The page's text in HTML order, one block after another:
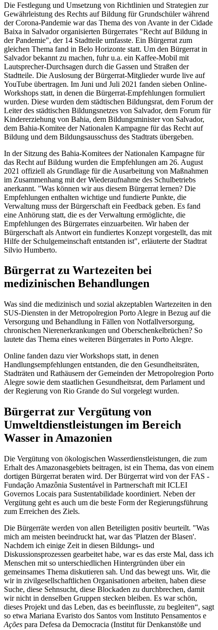
Die Festlegung und Umsetzung von Richtlinien und Strategien zur
Gewährleistung des Rechts auf Bildung für Grundschüler während
der Corona-Pandemie war das Thema des von Avante in der Cidade
Baixa in Salvador organisierten Bürgerrates "Recht auf Bildung in
der Pandemie", der 14 Stadtteile umfasste. Ein Bürgerrat zum
gleichen Thema fand in Belo Horizonte statt. Um den Bürgerrat in
Salvador bekannt zu machen, fuhr u.a. ein Kaffee-Mobil mit
Lautsprecher-Durchsagen durch die Gassen und Straßen der
Stadtteile. Die Auslosung der Bürgerrat-Mitglieder wurde live auf
YouTube übertragen. Im Juni und Juli 2021 fanden sieben Online-
Workshops statt, in denen die Bürgerrat-Empfehlungen formuliert
wurden. Diese wurden dem städtischen Bildungsrat, dem Forum der
Leiter des städtischen Bildungsnetzes von Salvador, dem Forum für
Kindererziehung von Bahia, dem Bildungsminister von Salvador,
dem Bahia-Komitee der Nationalen Kampagne für das Recht auf
Bildung und dem Bildungsausschuss des Stadtrats übergeben.
In der Sitzung des Bahia-Komitees der Nationalen Kampagne für
das Recht auf Bildung wurden die Empfehlungen am 26. August
2021 offiziell als Grundlage für die Ausarbeitung von Maßnahmen
im Zusammenhang mit der Wiederaufnahme des Schulbetriebs
anerkannt. "Was können wir aus diesem Bürgerrat lernen? Die
Empfehlungen enthalten wichtige und fundierte Punkte, die
Verwaltung muss der Bürgerschaft ein Feedback geben. Es fand
eine Anhörung statt, die es der Verwaltung ermöglichte, die
Empfehlungen des Bürgerrates einzuarbeiten. Wir haben der
Bürgerschaft als Antwort ein fundiertes Konzept vorgestellt, das mit
Hilfe der Schulgemeinschaft entstanden ist", erläuterte der Stadtrat
Silvio Humberto.
Bürgerrat zu Wartezeiten bei
medizinischen Behandlungen
Was sind die medizinisch und sozial akzeptablen Wartezeiten in den
SUS-Diensten in der Metropolregion Porto Alegre in Bezug auf die
Versorgung und Behandlung in Fällen von Notfallversorgung,
chronischen Nierenerkrankungen und Oberschenkelbrüchen? So
lautete das Thema eines weiteren Bürgerrates in Porto Alegre.
Online fanden dazu vier Workshops statt, in denen
Handlungsempfehlungen entstanden, die den Gesundheitsräten,
Stadträten und Rathäusern der Gemeinden der Metropolregion Porto
Alegre sowie dem staatlichen Gesundheitsrat, dem Parlament und
der Regierung von Rio Grande do Sul vorgelegt wurden.
Bürgerrat zur Vergütung von
Umweltdienstleistungen im Bereich
Wasser in Amazonien
Die Vergütung von ökologischen Wasserdienstleistungen, die zum
Erhalt des Amazonasgebiets beitragen, ist ein Thema, das von einem
dortigen Bürgerrat beraten wird. Der Bürgerrat wird von der FAS -
Fundação Amazônia Sustentável in Partnerschaft mit ICLEI
Governos Locais para Sustentabilidade koordiniert. Neben der
Vergütung geht es auch um die beste Form der Regierungsführung
zum Erreichen des Ziels.
Die Bürgerräte werden von allen Beteiligten positiv beurteilt. "Was
mich am meisten beeindruckt hat, war das 'Platzen der Blasen'.
Nachdem ich einige Zeit in diesen Bildungs- und
Diskussionsprozessen gearbeitet habe, war es das erste Mal, dass ich
Menschen mit so unterschiedlichen Hintergründen über ein
gemeinsames Thema diskutieren sah. Und das bewegt uns. Wir, die
wir in zivilgesellschaftlichen Organisationen arbeiten, haben diese
Suche, diese Sehnsucht, diese Blockaden zu durchbrechen, damit
wir nicht in denselben Gruppen stecken bleiben. Es war schön,
dieses Projekt und das Leben, das es beeinflusste, zu begleiten“, sagt
so etwa Mariana Evaristo dos Santos vom Instituto Pensamentos e
Ações para Defesa da Democracia (Institut für Denkanstöße und